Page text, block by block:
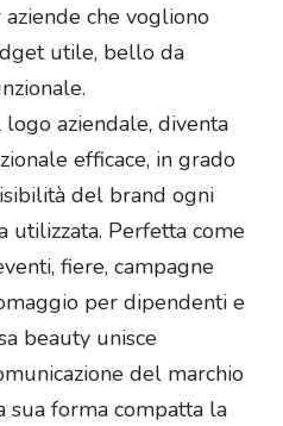
che vogliono
utile, bello da
aziendale, diventa
efficace, in grado
del brand ogni
utilizzata. Perfetta come
fiere, campagne
per dipendenti e
beauty unisce
del marchio
sua forma compatta la